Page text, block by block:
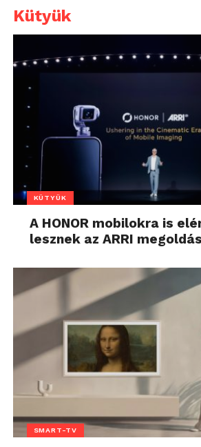
Kütyük
KÜTYÜK
A HONOR mobilokra is
lesznek az ARRI
SMART-TV